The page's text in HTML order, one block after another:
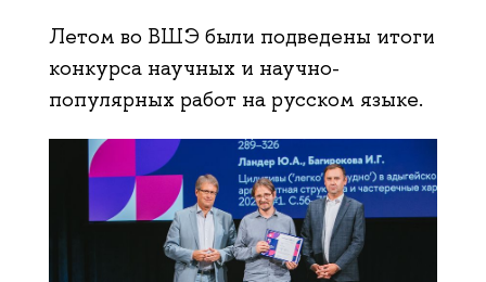
Летом во ВШЭ были подведены итоги
конкурса научных и научно-
популярных работ на русском языке.